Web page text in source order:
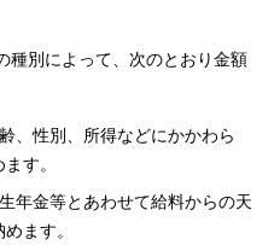
種別によって、次のとおり金額
、性別、所得などにかかわら
す。
年金等とあわせて給料からの天
ます。